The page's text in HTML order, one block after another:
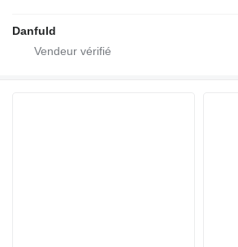
Danfuld